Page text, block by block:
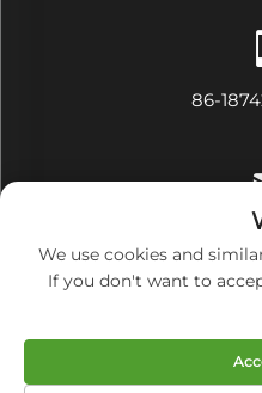
للتجهيزات الكهربائية
محفوظة
We use cookies and
If you don't want to